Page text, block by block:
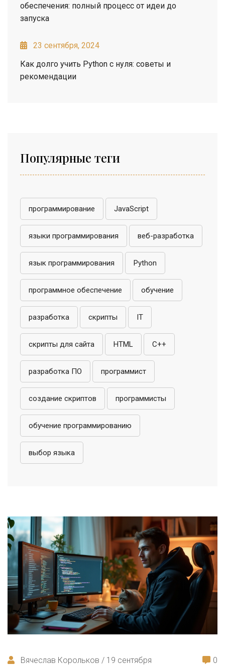
обеспечения: полный процесс от идеи до
запуска
23 сентября, 2024
Как долго учить Python с нуля: советы и
рекомендации
Популярные теги
программирование JavaScript
языки программирования веб-разработка
язык программирования Python
программное обеспечение обучение
разработка скрипты IT
скрипты для сайта HTML C++
разработка ПО программист
создание скриптов программисты
обучение программированию
выбор языка
Вячеслав Корольков / 19 сентября 0